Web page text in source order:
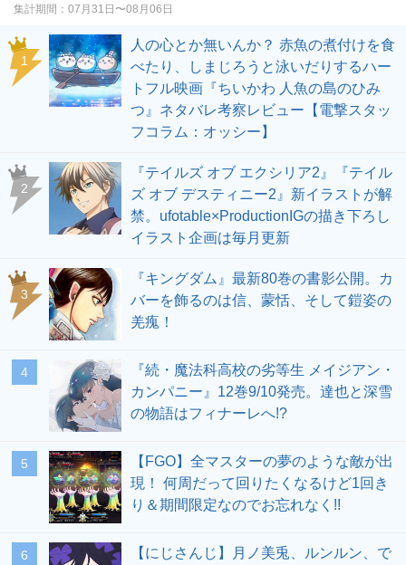
集計期間： 07月31日〜08月06日
1
人の心とか無いんか？ 赤魚の煮付けを食
べたり、しまじろうと泳いだりするハー
トフル映画『ちいかわ 人魚の島のひみ
つ』ネタバレ考察レビュー【電撃スタッ
フコラム：オッシー】
2
『テイルズ オブ エクシリア2』『テイル
ズ オブ デスティニー2』新イラストが解
禁。ufotable×ProductionIGの描き下ろし
イラスト企画は毎月更新
3
『キングダム』最新80巻の書影公開。カ
バーを飾るのは信、蒙恬、そして鎧姿の
羌瘣！
4
『続・魔法科高校の劣等生 メイジアン・
カンパニー』12巻9/10発売。達也と深雪
の物語はフィナーレへ!?
5
【FGO】全マスターの夢のような敵が出
現！ 何周だって回りたくなるけど1回き
り＆期間限定なのでお忘れなく!!
6
【にじさんじ】月ノ美兎、ルンルン、で